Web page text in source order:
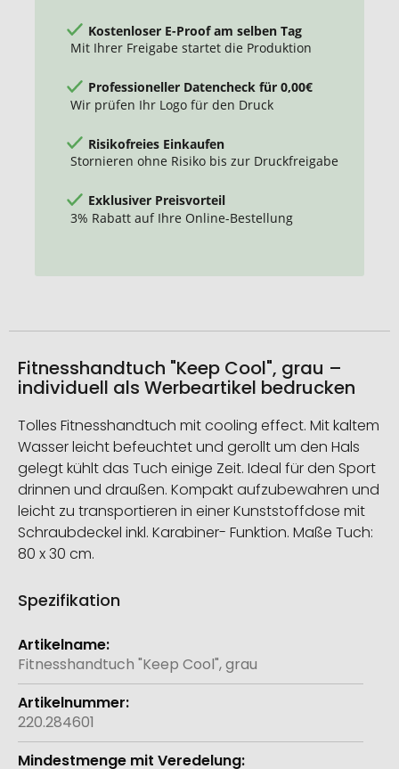
Kostenloser E-Proof am selben Tag
Mit Ihrer Freigabe startet die Produktion
Professioneller Datencheck für 0,00€
Wir prüfen Ihr Logo für den Druck
Risikofreies Einkaufen
Stornieren ohne Risiko bis zur Druckfreigabe
Exklusiver Preisvorteil
3% Rabatt auf Ihre Online-Bestellung
Fitnesshandtuch "Keep Cool", grau –
individuell als Werbeartikel bedrucken
Tolles Fitnesshandtuch mit cooling effect. Mit kaltem
Wasser leicht befeuchtet und gerollt um den Hals
gelegt kühlt das Tuch einige Zeit. Ideal für den Sport
drinnen und draußen. Kompakt aufzubewahren und
leicht zu transportieren in einer Kunststoffdose mit
Schraubdeckel inkl. Karabiner- Funktion. Maße Tuch:
80 x 30 cm.
Spezifikation
Weitere
Informationen
Fitnesshandtuch "Keep Cool", grau
220.284601